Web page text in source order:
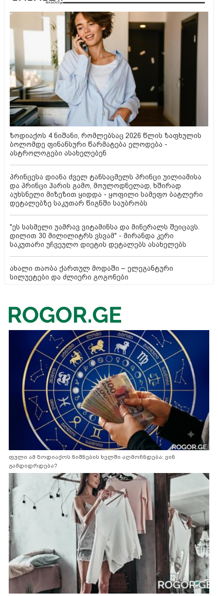
ზოდიაქოს 4 ნიშანი, რომლებსაც 2026 წლის ზაფხულის
ბოლომდე ფინანსური წარმატება ელოდება -
ასტროლოგები ასახელებენ
პრინცესა დიანა ძველ ტანსაცმელს პრინცი უილიამისა
და პრინცი ჰარის გამო, მოულოდნელად, ხშირად
აუხსნელი მიზეზით ყიდდა - ყოფილი სამეფო ბატლერი
დეტალებზე საკუთარ წიგნში საუბრობს
"ეს სასმელი უამრავ ვიტამინსა და მინერალს შეიცავს.
დილით 30 მილილიტრს ვსვამ" - მირანდა კერი
საკუთარი უჩვეულო დიეტის დეტალებს ასახელებს
ახალი თაობა ქართულ მოდაში – ელეგანტური
სილუეტები და ძლიერი გოგონები
ფული ამ ზოდიაქოს ნიშნების ხელში აღმოჩნდება: ვინ
გამდიდრდება?